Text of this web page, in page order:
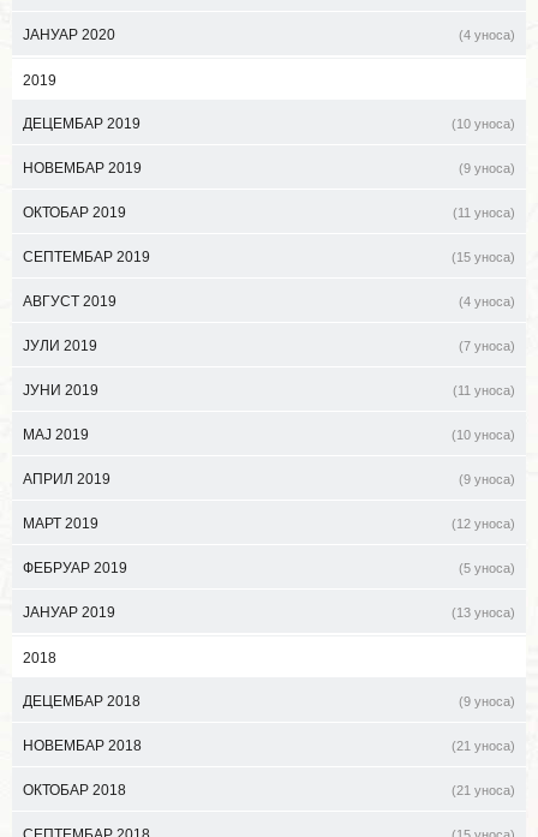
ЈАНУАР 2020 (4 уноса)
2019
ДЕЦЕМБАР 2019 (10 уноса)
НОВЕМБАР 2019 (9 уноса)
ОКТОБАР 2019 (11 уноса)
СЕПТЕМБАР 2019 (15 уноса)
АВГУСТ 2019 (4 уноса)
ЈУЛИ 2019 (7 уноса)
ЈУНИ 2019 (11 уноса)
МАЈ 2019 (10 уноса)
АПРИЛ 2019 (9 уноса)
МАРТ 2019 (12 уноса)
ФЕБРУАР 2019 (5 уноса)
ЈАНУАР 2019 (13 уноса)
2018
ДЕЦЕМБАР 2018 (9 уноса)
НОВЕМБАР 2018 (21 уноса)
ОКТОБАР 2018 (21 уноса)